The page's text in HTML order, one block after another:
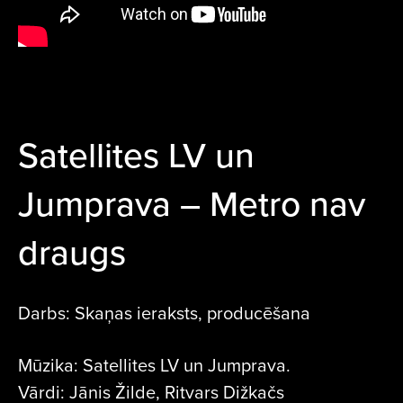
Satellites LV un
Jumprava – Metro nav
draugs
Darbs: Skaņas ieraksts, producēšana
Mūzika: Satellites LV un Jumprava.
Vārdi: Jānis Žilde, Ritvars Dižkačs